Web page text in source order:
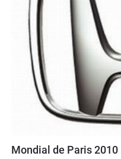
Mondial de Paris 2010